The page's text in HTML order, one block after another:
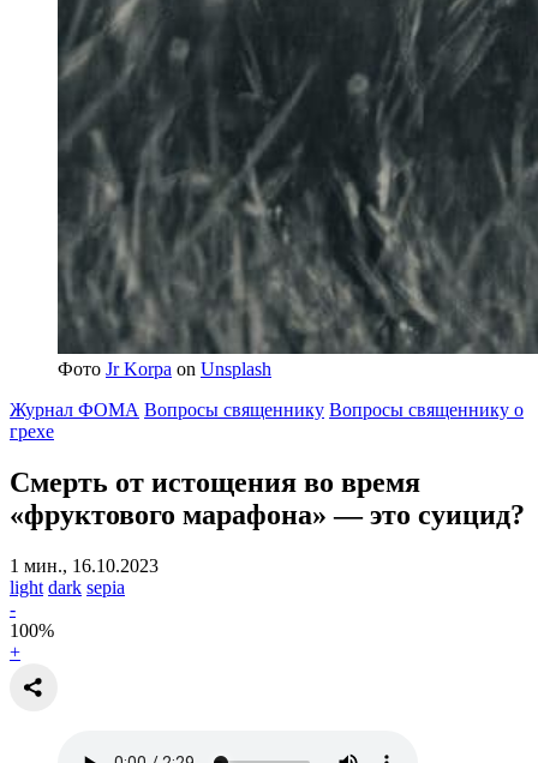
Фото Jr Korpa on Unsplash
Журнал ФОМА Вопросы священнику Вопросы священнику о
грехе
Смерть от истощения во время
«фруктового марафона» — это суицид?
1 мин., 16.10.2023
light dark sepia
-
100%
+